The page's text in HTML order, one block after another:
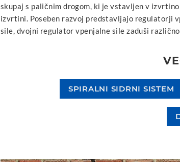
skupaj s paličnim drogom, ki je vstavljen v
izvrtini. Poseben razvoj predstavljajo regulatorji
sile, dvojni regulator vpenjalne sile zaduši
SPIRALNI SIDRNI SISTEM